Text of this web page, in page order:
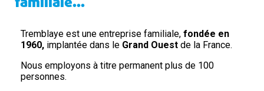
Tremblaye est une entreprise familiale, fondée en
1960, implantée dans le Grand Ouest de la France.
Nous employons à titre permanent plus de 100
personnes.